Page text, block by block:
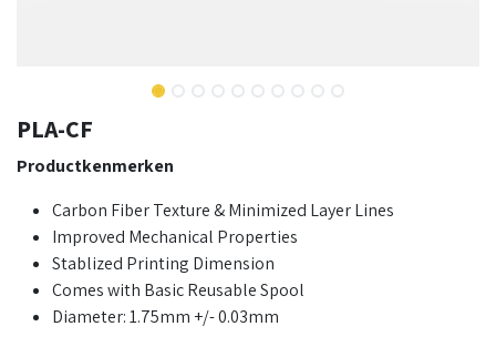
PLA-CF
Productkenmerken
Carbon Fiber Texture & Minimized Layer Lines
Improved Mechanical Properties
Stablized Printing Dimension
Comes with Basic Reusable Spool
Diameter: 1.75mm +/- 0.03mm